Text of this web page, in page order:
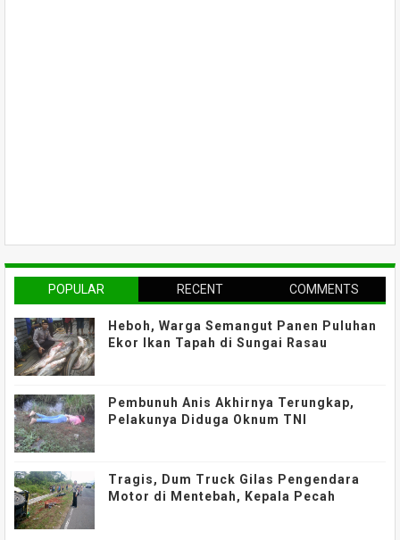
POPULAR RECENT COMMENTS
Heboh, Warga Semangut Panen Puluhan
Ekor Ikan Tapah di Sungai Rasau
Pembunuh Anis Akhirnya Terungkap,
Pelakunya Diduga Oknum TNI
Tragis, Dum Truck Gilas Pengendara
Motor di Mentebah, Kepala Pecah